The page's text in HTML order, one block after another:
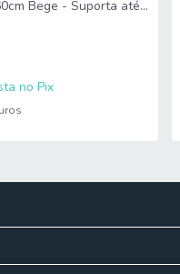
Bege - Suporta até
no Pix